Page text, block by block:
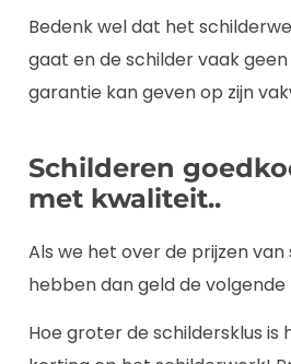
Bedenk wel dat het
gaat en de schilder vaak
garantie kan geven op zijn
Schilderen
met kwaliteit..
Als we het over de prijzen
hebben dan geld de volgende
Hoe groter de schildersklus is